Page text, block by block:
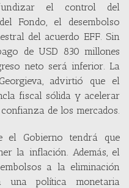
el control del
Fondo, el desembolso
del acuerdo EFF. Sin
de USD 830 millones
neto será inferior. La
advirtió que el
fiscal sólida y acelerar
de los mercados.
el Gobierno tendrá que
la inflación. Además, el
a la eliminación
política monetaria